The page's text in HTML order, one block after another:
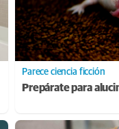
Parece ciencia ficción
Prepárate para